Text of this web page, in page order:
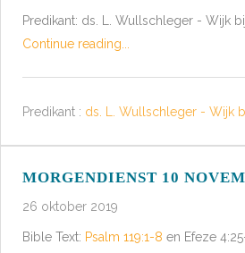
Predikant: ds. L. Wullschleger - Wijk
Continue reading...
Predikant : ds. L. Wullschleger - Wijk
MORGENDIENST 10
26 oktober 2019
Bible Text: Psalm 119:1-8 en Efeze